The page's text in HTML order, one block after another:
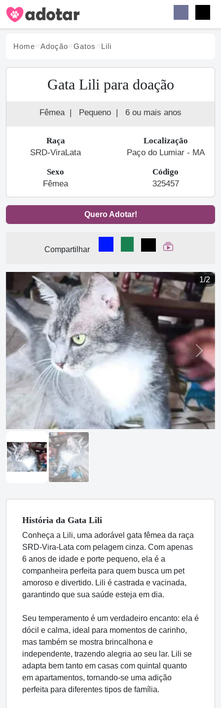
Home Adoção Gatos Lili
Gata Lili para doação
Fêmea | Pequeno | 6 ou mais anos
Raça
SRD-ViraLata
Localização
Paço do Lumiar - MA
Sexo
Fêmea
Código
325457
Quero Adotar!
Compartilhar
Compartilhar no Facebook
Compartilhar no
Compartilhar
Ver Web Story
1/2
Previous Next
História da Gata Lili
Conheça a Lili, uma adorável gata fêmea da raça
SRD-Vira-Lata com pelagem cinza. Com apenas
6 anos de idade e porte pequeno, ela é a
companheira perfeita para quem busca um pet
amoroso e divertido. Lili é castrada e vacinada,
garantindo que sua saúde esteja em dia.
Seu temperamento é um verdadeiro encanto: ela é
dócil e calma, ideal para momentos de carinho,
mas também se mostra brincalhona e
independente, trazendo alegria ao seu lar. Lili se
adapta bem tanto em casas com quintal quanto
em apartamentos, tornando-se uma adição
perfeita para diferentes tipos de família.